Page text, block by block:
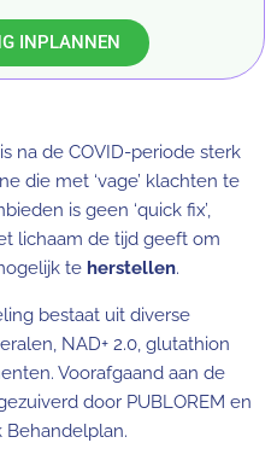
INPLANNEN
na de COVID-periode sterk
die met ‘vage’ klachten te
is geen ‘quick fix’,
lichaam de tijd geeft om
te herstellen.
bestaat uit diverse
NAD+ 2.0, glutathion
Voorafgaand aan de
door PUBLOREM en
Behandelplan.